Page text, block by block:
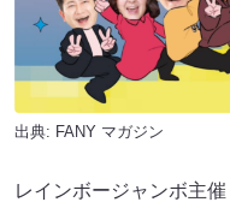
出典: FANY マガジン
レインボージャンボ主